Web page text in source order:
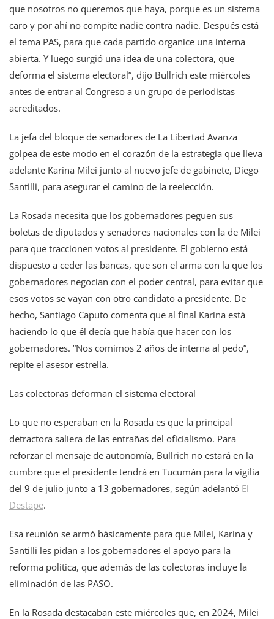
que nosotros no queremos que haya, porque es un sistema
caro y por ahí no compite nadie contra nadie. Después está
el tema PAS, para que cada partido organice una interna
abierta. Y luego surgió una idea de una colectora, que
deforma el sistema electoral”, dijo Bullrich este miércoles
antes de entrar al Congreso a un grupo de periodistas
acreditados.
La jefa del bloque de senadores de La Libertad Avanza
golpea de este modo en el corazón de la estrategia que lleva
adelante Karina Milei junto al nuevo jefe de gabinete, Diego
Santilli, para asegurar el camino de la reelección.
La Rosada necesita que los gobernadores peguen sus
boletas de diputados y senadores nacionales con la de Milei
para que traccionen votos al presidente. El gobierno está
dispuesto a ceder las bancas, que son el arma con la que los
gobernadores negocian con el poder central, para evitar que
esos votos se vayan con otro candidato a presidente. De
hecho, Santiago Caputo comenta que al final Karina está
haciendo lo que él decía que había que hacer con los
gobernadores. “Nos comimos 2 años de interna al pedo”,
repite el asesor estrella.
Las colectoras deforman el sistema electoral
Lo que no esperaban en la Rosada es que la principal
detractora saliera de las entrañas del oficialismo. Para
reforzar el mensaje de autonomía, Bullrich no estará en la
cumbre que el presidente tendrá en Tucumán para la vigilia
del 9 de julio junto a 13 gobernadores, según adelantó El
Destape.
Esa reunión se armó básicamente para que Milei, Karina y
Santilli les pidan a los gobernadores el apoyo para la
reforma política, que además de las colectoras incluye la
eliminación de las PASO.
En la Rosada destacaban este miércoles que, en 2024, Milei